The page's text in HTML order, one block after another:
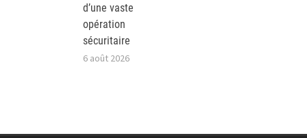
d’une vaste
opération
sécuritaire
6 août 2026